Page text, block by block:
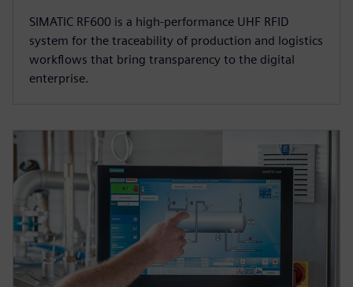
SIMATIC RF600 is a high-performance UHF RFID
system for the traceability of production and logistics
workflows that bring transparency to the digital
enterprise.